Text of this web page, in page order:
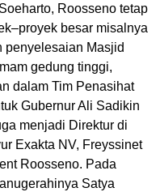
Roosseno tetap
besar misalnya
penyelesaian Masjid
gedung tinggi,
dalam Tim Penasihat
Gubernur Ali Sadikin
menjadi Direktur di
Exakta NV, Freyssinet
Roosseno. Pada
Satya